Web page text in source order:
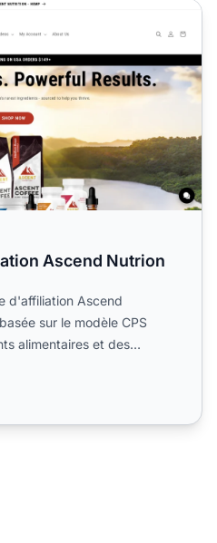
Nutrion
Ascend Nutrion
d'affiliation Ascend
sur le modèle CPS
alimentaires et des